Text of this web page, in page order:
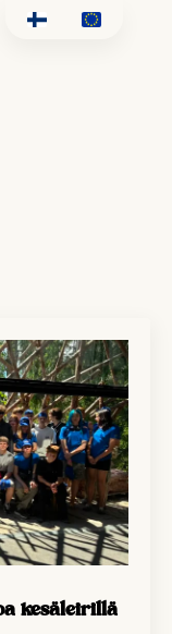
kesäleirillä